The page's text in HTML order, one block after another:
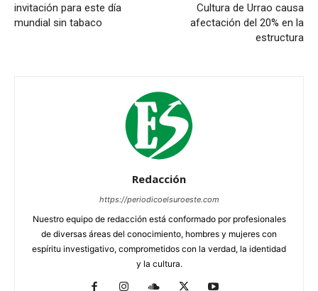
invitación para este día
mundial sin tabaco
Cultura de Urrao causa
afectación del 20% en la
estructura
Redacción
https://periodicoelsuroeste.com
Nuestro equipo de redacción está conformado por profesionales
de diversas áreas del conocimiento, hombres y mujeres con
espíritu investigativo, comprometidos con la verdad, la identidad
y la cultura.